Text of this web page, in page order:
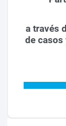
a través
de